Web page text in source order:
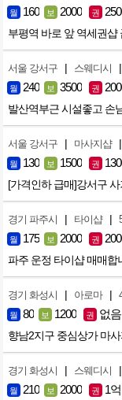
월 160 보 2000 권
부평역 바로 앞 역세권샵
서울 강서구 | 스웨디시 |
월 240 보 3500 권
발산역부근 시설좋고 손
서울 강서구 | 마사지샵 |
월 130 보 1500 권
[가격인하 급매]강서구
경기 파주시 | 타이샵 |
월 175 보 2000 권
파주 운정 타이샵 매매합
경기 화성시 | 아로마 |
월 80 보 1200 권 없음
향남2지구 중심상가 마
경기 화성시 | 스웨디시 |
월 210 보 2000 권 1억